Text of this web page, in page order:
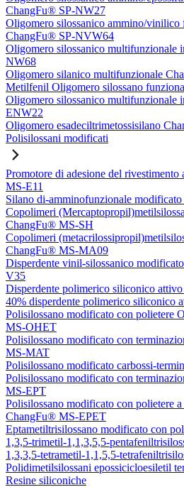
ChangFu® SP-NW27
Oligomero silossanico ammino/vinilico
ChangFu® SP-NVW64
Oligomero silossanico multifunzionale
NW68
Oligomero silanico multifunzionale
Metilfenil Oligomero silossano
Oligomero silossanico multifunzionale
ENW22
Oligomero esadeciltrimetossisilano
Polisilossani modificati
Promotore di adesione del rivestimento
MS-E11
Silano di-amminofunzionale
Copolimeri
ChangFu® MS-SH
Copolimeri
ChangFu® MS-MA09
Disperdente vinil-silossanico
V35
Disperdente polimerico siliconico
40% disperdente polimerico siliconico
Polisilossano modificato con polietere
MS-OHET
Polisilossano modificato con
MS-MAT
Polisilossano modificato carbossi-
Polisilossano modificato con
MS-EPT
Polisilossano modificato con polietere
ChangFu® MS-EPET
Eptametiltrisilossano modificato con
1,3,5-trimetil-1,1,3,5,5-
1,3,3,5-tetrametil-1,1,5,5-
Polidimetilsilossani epossicicloesiletil
Resine siliconiche